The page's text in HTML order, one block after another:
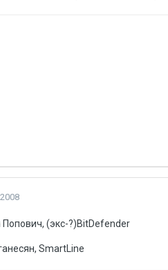
(экс-?)BitDefender
SmartLine